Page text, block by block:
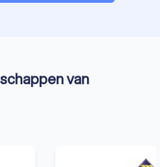
van